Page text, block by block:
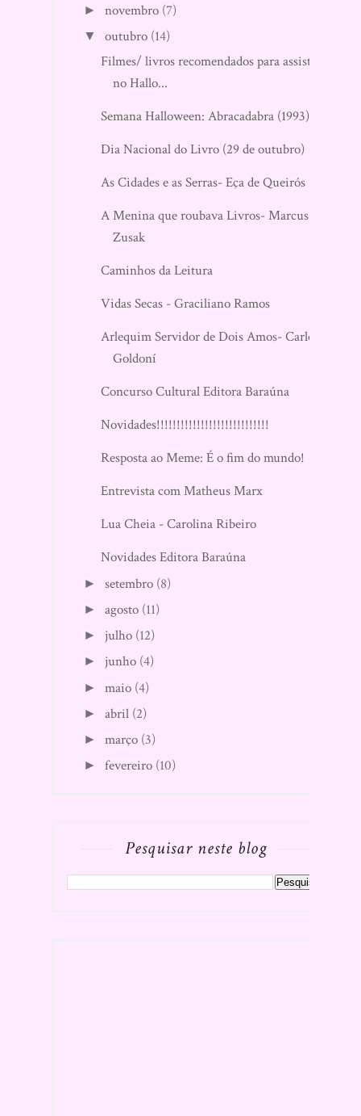
►novembro (7)
▼ outubro (14)
Filmes/ livros recomendados para assistir
no Hallo...
Semana Halloween: Abracadabra (1993)
Dia Nacional do Livro (29 de outubro)
As Cidades e as Serras- Eça de Queirós
A Menina que roubava Livros- Marcus
Zusak
Caminhos da Leitura
Vidas Secas - Graciliano Ramos
Arlequim Servidor de Dois Amos- Carlo
Goldoní
Concurso Cultural Editora Baraúna
Novidades!!!!!!!!!!!!!!!!!!!!!!!!!!!!
Resposta ao Meme: É o fim do mundo!
Entrevista com Matheus Marx
Lua Cheia - Carolina Ribeiro
Novidades Editora Baraúna
►setembro (8)
►agosto (11)
► julho (12)
► junho (4)
►maio (4)
►abril (2)
►março (3)
►fevereiro (10)
Pesquisar neste blog